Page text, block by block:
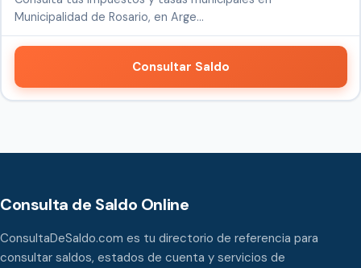
Municipalidad de Rosario, en Arge…
Consultar Saldo
Consulta de Saldo Online
ConsultaDeSaldo.com es tu directorio de referencia para
consultar saldos, estados de cuenta y servicios de